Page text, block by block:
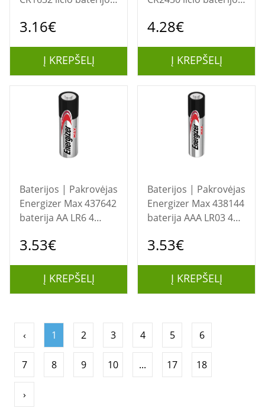
vnt.
3.16€
Į KREPŠELĮ
vnt.
4.28€
Į KREPŠELĮ
Baterijos | Pakrovėjas
Energizer Max 437642
baterija AA LR6 4
3.53€
Į KREPŠELĮ
Baterijos | Pakrovėjas
Energizer Max 438144
baterija AAA LR03 4
3.53€
Į KREPŠELĮ
‹ 1 2 3 4 5 6
7 8 9 10 ... 17 18
›